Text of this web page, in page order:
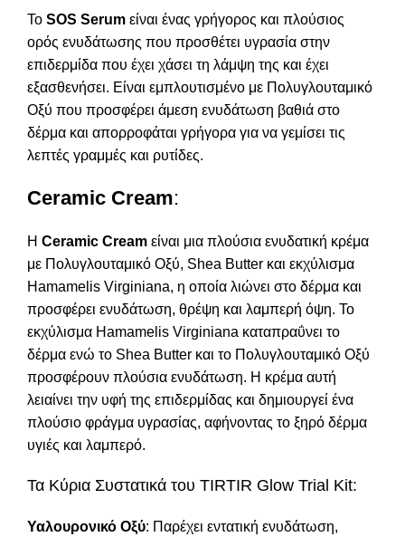
Το SOS Serum είναι ένας γρήγορος και πλούσιος
ορός ενυδάτωσης που προσθέτει υγρασία στην
επιδερμίδα που έχει χάσει τη λάμψη της και έχει
εξασθενήσει. Είναι εμπλουτισμένο με Πολυγλουταμικό
Οξύ που προσφέρει άμεση ενυδάτωση βαθιά στο
δέρμα και απορροφάται γρήγορα για να γεμίσει τις
λεπτές γραμμές και ρυτίδες.
Ceramic Cream:
Η Ceramic Cream είναι μια πλούσια ενυδατική κρέμα
με Πολυγλουταμικό Οξύ, Shea Butter και εκχύλισμα
Hamamelis Virginiana, η οποία λιώνει στο δέρμα και
προσφέρει ενυδάτωση, θρέψη και λαμπερή όψη. Το
εκχύλισμα Hamamelis Virginiana καταπραΰνει το
δέρμα ενώ το Shea Butter και το Πολυγλουταμικό Οξύ
προσφέρουν πλούσια ενυδάτωση. Η κρέμα αυτή
λειαίνει την υφή της επιδερμίδας και δημιουργεί ένα
πλούσιο φράγμα υγρασίας, αφήνοντας το ξηρό δέρμα
υγιές και λαμπερό.
Τα Κύρια Συστατικά του TIRTIR Glow Trial Kit:
Υαλουρονικό Οξύ: Παρέχει εντατική ενυδάτωση,